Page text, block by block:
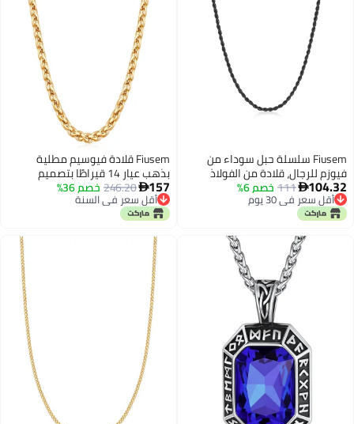
Fiusem سلسلة حبل سوداء من
فيوزم للرجال، قلادة من الفولاذ
المقاوم للصدأ 2 مم للرجال والنساء،
سلسلة حبل بطول 18 بوصة
104.32
111 خصم 6%
أقل سعر في 30 يوم
أقل سعر في 30 يوم
Fiusem قلادة فيوسيم مطلية
بذهب عيار 14 قيراطًا بتصميم
سلسلة قمح للرجال، سلاسل من
الفولاذ المقاوم للصدأ مطلية بذهب
والنساء بطول 28 بوصة
157
246.20خصم 36%
أقل سعر في السنة
أقل سعر في السنة